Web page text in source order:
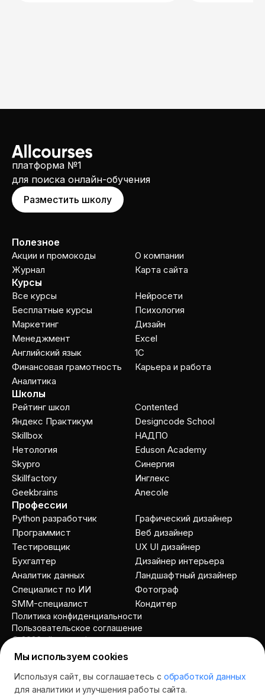
платформа №1
для поиска онлайн-обучения
Разместить школу
Полезное
Акции и промокоды
Журнал
О компании
Карта сайта
Курсы
Все курсы
Бесплатные курсы
Маркетинг
Менеджмент
Английский язык
Финансовая грамотность
Аналитика
Нейросети
Психология
Дизайн
Excel
1C
Карьера и работа
Школы
Рейтинг школ
Яндекс Практикум
Skillbox
Нетология
Skypro
Skillfactory
Geekbrains
Contented
Designcode School
НАДПО
Eduson Academy
Cинергия
Инглекс
Anecole
Профессии
Python разработчик
Программист
Тестировщик
Бухгалтер
Аналитик данных
Специалист по ИИ
SMM-специалист
Графический дизайнер
Веб дизайнер
UX UI дизайнер
Дизайнер интерьера
Ландшафтный дизайнер
Фотограф
Кондитер
© 2026 allcourses.io
Пользовательское соглашение
Политика конфиденциальности
Мы используем cookies
Используя сайт, вы соглашаетесь с обработкой данных
для аналитики и улучшения работы сайта.